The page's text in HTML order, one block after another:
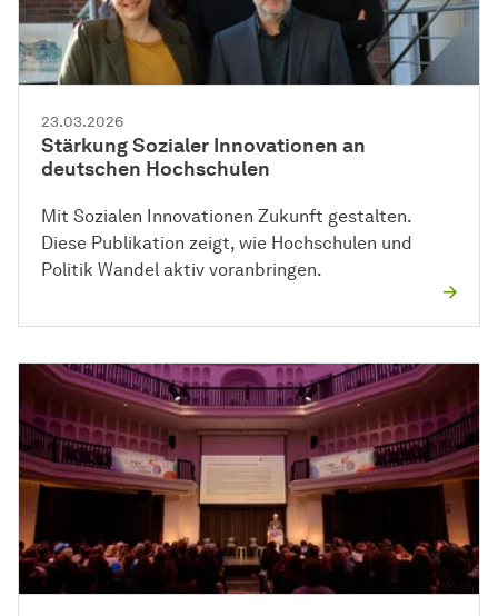
23.03.2026
Stärkung Sozialer Innovationen an
deutschen Hochschulen
Mit Sozialen Innovationen Zukunft gestalten.
Diese Publikation zeigt, wie Hochschulen und
Politik Wandel aktiv voranbringen.